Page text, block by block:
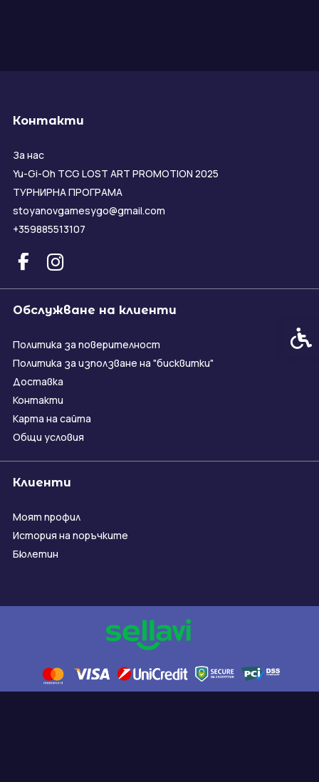
Контакти
За нас
Yu-Gi-Oh TCG LOST ART PROMOTION 2025
ТУРНИРНА ПРОГРАМА
stoyanovgamesygo@gmail.com
+359885513107
Обслужване на клиенти
Политика за поверителност
Политика за използване на "бисквитки"
Доставка
Контакти
Карта на сайта
Общи условия
Клиенти
Моят профил
История на поръчките
Бюлетин